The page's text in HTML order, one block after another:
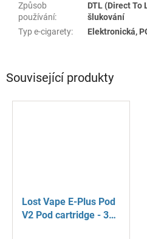
Související produkty
Lost Vape E-Plus Pod
V2 Pod cartridge - 3
Způsob
používání:
DTL (Direct To
šlukování
Typ e-cigarety: Elektronická,